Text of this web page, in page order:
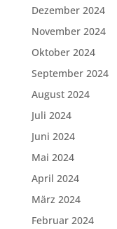
Dezember 2024
November 2024
Oktober 2024
September 2024
August 2024
Juli 2024
Juni 2024
Mai 2024
April 2024
März 2024
Februar 2024